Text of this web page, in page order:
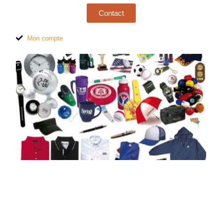
Contact
Mon compte